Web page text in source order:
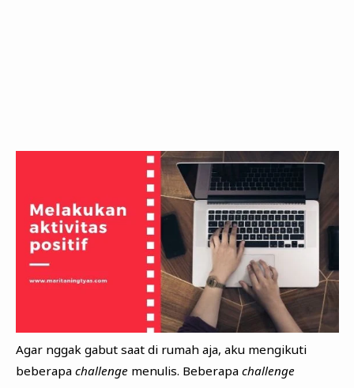
Agar nggak gabut saat di rumah aja, aku mengikuti
beberapa challengemenulis. Beberapa challenge